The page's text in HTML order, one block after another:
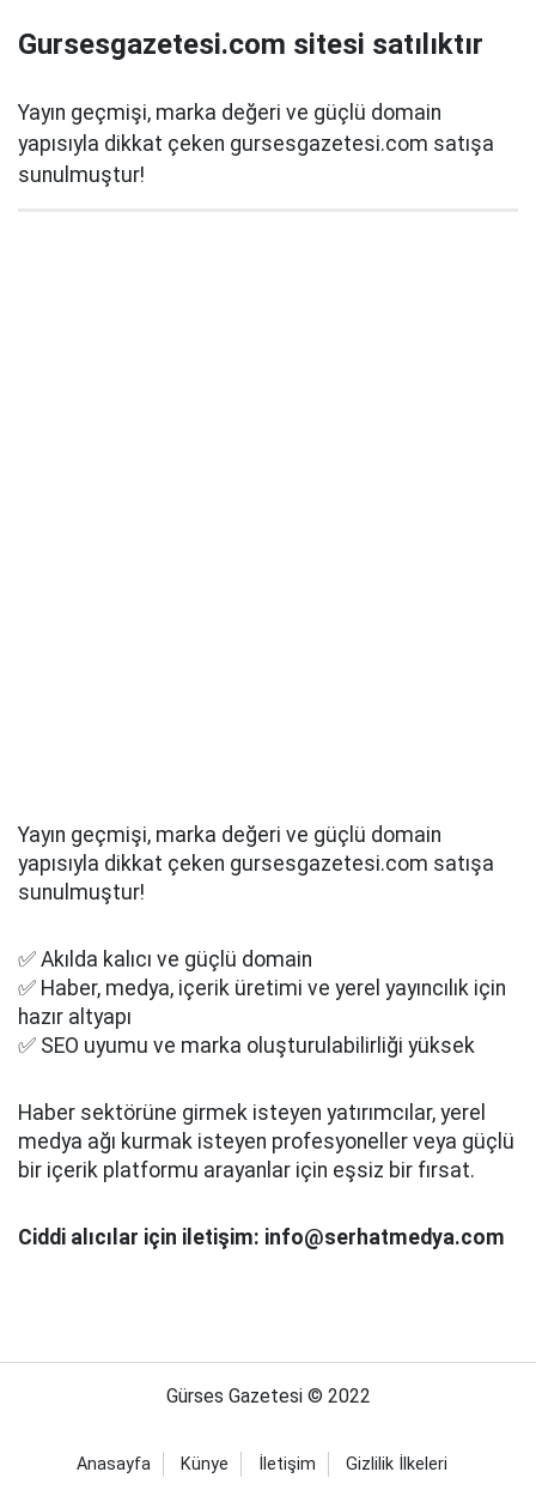
Gursesgazetesi.com sitesi satılıktır
Yayın geçmişi, marka değeri ve güçlü domain
yapısıyla dikkat çeken gursesgazetesi.com satışa
sunulmuştur!
Yayın geçmişi, marka değeri ve güçlü domain
yapısıyla dikkat çeken gursesgazetesi.com satışa
sunulmuştur!
✅ Akılda kalıcı ve güçlü domain
✅ Haber, medya, içerik üretimi ve yerel yayıncılık için
hazır altyapı
✅ SEO uyumu ve marka oluşturulabilirliği yüksek
Haber sektörüne girmek isteyen yatırımcılar, yerel
medya ağı kurmak isteyen profesyoneller veya güçlü
bir içerik platformu arayanlar için eşsiz bir fırsat.
Ciddi alıcılar için iletişim: info@serhatmedya.com
Gürses Gazetesi © 2022
Anasayfa Künye İletişim Gizlilik İlkeleri